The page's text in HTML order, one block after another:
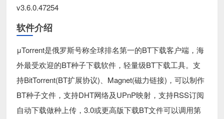
v3.6.0.47254
软件介绍
μTorrent是俄罗斯号称全球排名第一的BT下载客户端，海
外最受欢迎的BT种子下载软件，轻量级BT下载工具。支
持BitTorrent(BT扩展协议)、Magnet(磁力链接)，可以制作
BT种子文件，支持DHT网络及UPnP映射，支持RSS订阅
自动下载做种上传，3.0或更高版下载BT文件可以调用第